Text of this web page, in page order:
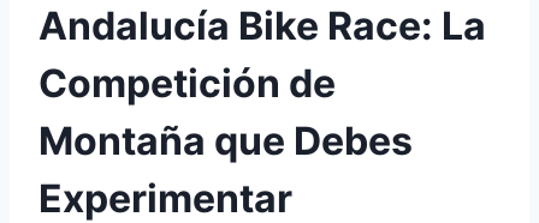
Andalucía Bike Race: La
Competición de
Montaña que Debes
Experimentar